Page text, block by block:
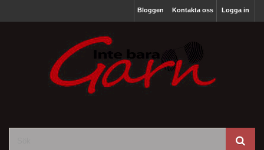
Logga in
Bloggen Kontakta oss